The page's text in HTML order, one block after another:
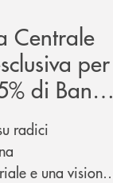
Centrale
per
di Banca
radici
e una visione